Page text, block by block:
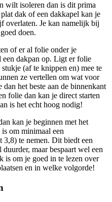
wilt isoleren dan is dit prima
dak of een dakkapel kan je
overlaten. Je kan namelijk bij
doen.
of er al folie onder je
een dakpan op. Ligt er folie
(af te knippen en) mee te
ze vertellen om wat voor
het beste aan de binnenkant
folie dan kan je direct starten
is het echt hoog nodig!
kan je beginnen met het
om minimaal een
te nemen. Dit biedt een
maar bespaart wel een
is om je goed in te lezen over
en in welke volgorde!